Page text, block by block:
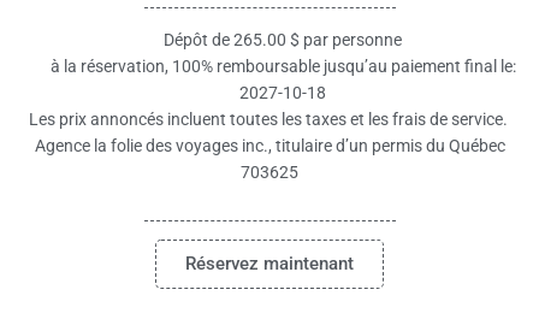
Dépôt de 265.00 $ par personne
à la réservation, 100% remboursable jusqu’au paiement final le:
2027-10-18
Les prix annoncés incluent toutes les taxes et les frais de service.
Agence la folie des voyages inc., titulaire d’un permis du Québec
703625
Réservez maintenant